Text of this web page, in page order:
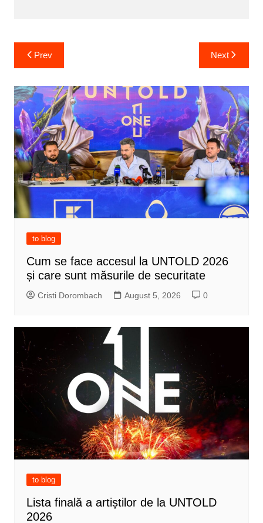
Post
navigation
Prev Next
to blog
Cum se face accesul la UNTOLD 2026
și care sunt măsurile de securitate
Cristi Dorombach August 5, 2026 0
to blog
Lista finală a artiștilor de la UNTOLD
2026